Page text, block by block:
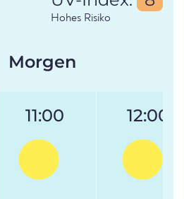
Hohes Risiko
Morgen
11:00 12:00